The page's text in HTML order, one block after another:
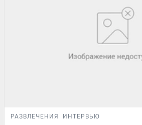
РАЗВЛЕЧЕНИЯ ИНТЕРВЬЮ